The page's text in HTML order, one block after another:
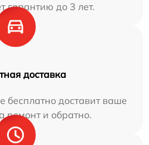
гарантию до 3 лет.
доставка
бесплатно доставит ваше
ремонт и обратно.